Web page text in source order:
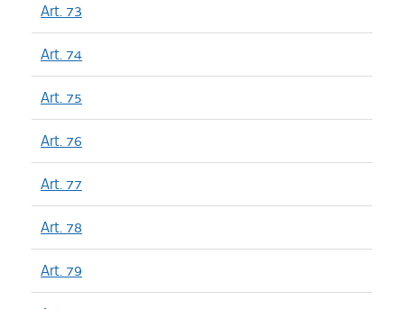
Art. 73
Art. 74
Art. 75
Art. 76
Art. 77
Art. 78
Art. 79